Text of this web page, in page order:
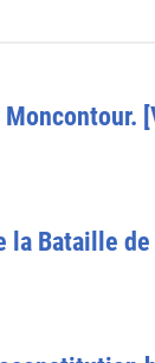
Bataille